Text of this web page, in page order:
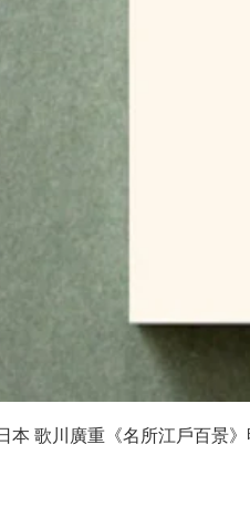
本 歌川廣重《名所江戶百景